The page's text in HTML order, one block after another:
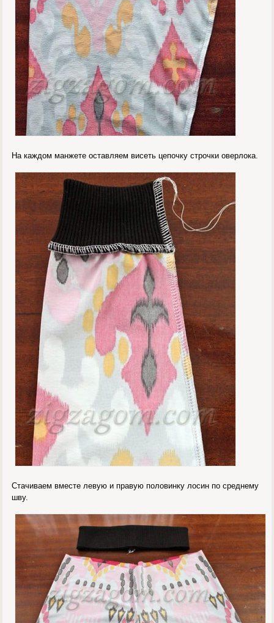
На каждом манжете оставляем висеть цепочку строчки оверлока.
Стачиваем вместе левую и правую половинку лосин по среднему
шву.